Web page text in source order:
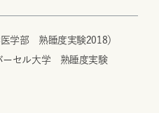
学部 熟睡度実験2018）
ーセル大学 熟睡度実験